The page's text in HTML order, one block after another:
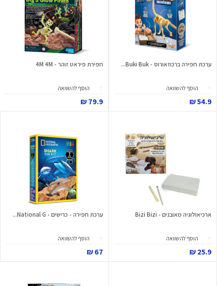
ערכת חפירה ברכוזאורוס - Buki Buk...
הוסף להשוואה
54.9 ₪
חפירת פיראט זוהר - 4M 4M
הוסף להשוואה
79.9 ₪
ארכיאולוגיה מאובנים - Bizi Bizi
הוסף להשוואה
25.9 ₪
ערכת חפירה - כרישים - National G...
הוסף להשוואה
67 ₪